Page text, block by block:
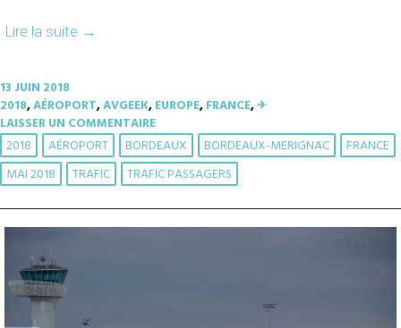
Lire la suite →
13 JUIN 2018
2018,AÉROPORT,AVGEEK,EUROPE,FRANCE,✈︎
LAISSER UN COMMENTAIRE
2018 AÉROPORT BORDEAUX BORDEAUX-MERIGNAC
FRANCE
MAI 2018
TRAFIC TRAFIC PASSAGERS